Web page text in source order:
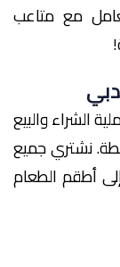
مع متاعب
الشراء والبيع
نشتري جميع
أطقم الطعام